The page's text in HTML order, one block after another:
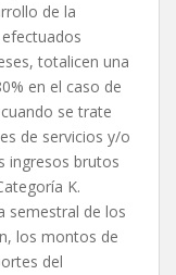
de la
totalicen una
en el caso de
se trate
de servicios y/o
ingresos brutos
K.
semestral de los
los montos de
del